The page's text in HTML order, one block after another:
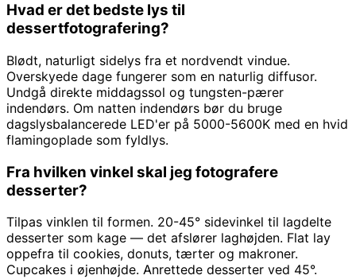
Hvad er det bedste lys til
dessertfotografering?
Blødt, naturligt sidelys fra et nordvendt vindue.
Overskyede dage fungerer som en naturlig diffusor.
Undgå direkte middagssol og tungsten-pærer
indendørs. Om natten indendørs bør du bruge
dagslysbalancerede LED'er på 5000-5600K med en hvid
flamingoplade som fyldlys.
Fra hvilken vinkel skal jeg fotografere
desserter?
Tilpas vinklen til formen. 20-45° sidevinkel til lagdelte
desserter som kage — det afslører laghøjden. Flat lay
oppefra til cookies, donuts, tærter og makroner.
Cupcakes i øjenhøjde. Anrettede desserter ved 45°.